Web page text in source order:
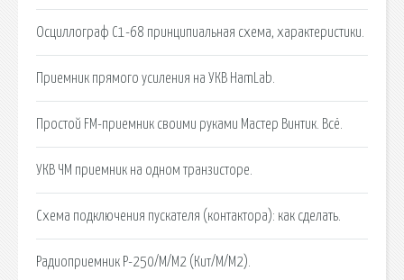
Осциллограф С1-68 принципиальная схема, характеристики.
Приемник прямого усиления на УКВ HamLab.
Простой FM-приемник своими руками Мастер Винтик. Всё.
УКВ ЧМ приемник на одном транзисторе.
Схема подключения пускателя (контактора): как сделать.
Радиоприемник Р-250/М/М2 (Кит/М/М2).